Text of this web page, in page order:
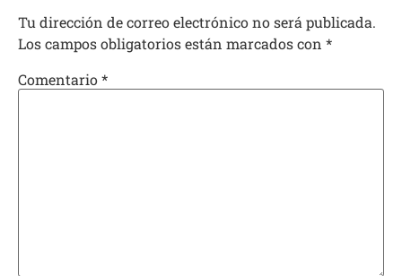
Tu dirección de correo electrónico no será publicada.
Los campos obligatorios están marcados con *
Comentario*